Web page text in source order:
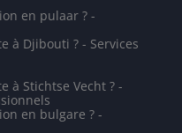
en pulaar ? -
à Djibouti ? - Services
à Stichtse Vecht ? -
en bulgare ? -